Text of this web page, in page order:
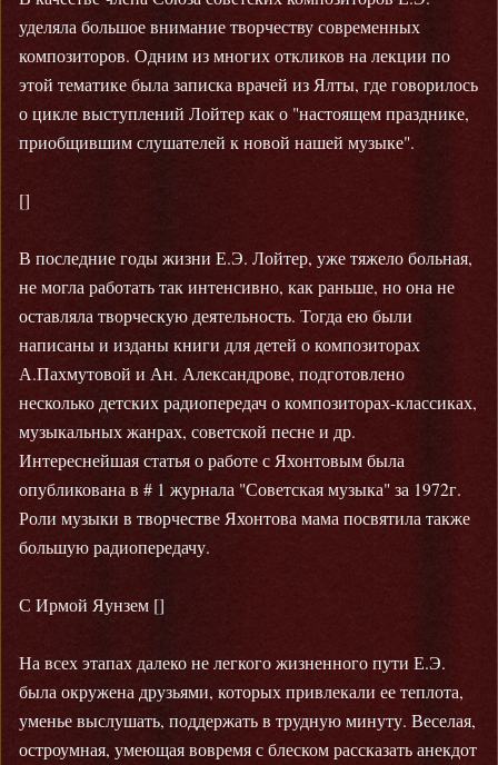
уделяла большое внимание творчеству современных
композиторов. Одним из многих откликов на лекции по
этой тематике была записка врачей из Ялты, где говорилось
о цикле выступлений Лойтер как о "настоящем празднике,
приобщившим слушателей к новой нашей музыке".
[]
В последние годы жизни Е.Э. Лойтер, уже тяжело больная,
не могла работать так интенсивно, как раньше, но она не
оставляла творческую деятельность. Тогда ею были
написаны и изданы книги для детей о композиторах
А.Пахмутовой и Ан. Александрове, подготовлено
несколько детских радиопередач о композиторах-классиках,
музыкальных жанрах, советской песне и др.
Интереснейшая статья о работе с Яхонтовым была
опубликована в # 1 журнала "Советская музыка" за 1972г.
Роли музыки в творчестве Яхонтова мама посвятила также
большую радиопередачу.
С Ирмой Яунзем []
На всех этапах далеко не легкого жизненного пути Е.Э.
была окружена друзьями, которых привлекали ее теплота,
уменье выслушать, поддержать в трудную минуту. Веселая,
остроумная, умеющая вовремя с блеском рассказать анекдот